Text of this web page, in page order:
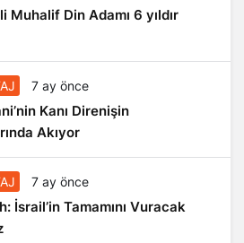
Muhalif Din Adamı 6 yıldır
7 ay önce
Kanı Direnişin
Akıyor
7 ay önce
İsrail’in Tamamını Vuracak